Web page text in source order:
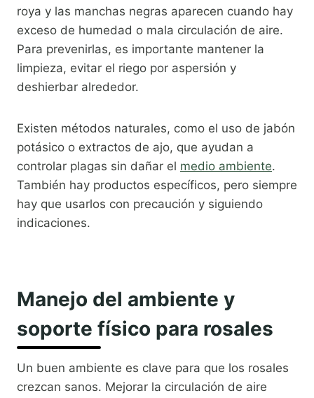
roya y las manchas negras aparecen cuando hay
exceso de humedad o mala circulación de aire.
Para prevenirlas, es importante mantener la
limpieza, evitar el riego por aspersión y
deshierbar alrededor.
Existen métodos naturales, como el uso de jabón
potásico o extractos de ajo, que ayudan a
controlar plagas sin dañar el medio ambiente.
También hay productos específicos, pero siempre
hay que usarlos con precaución y siguiendo
indicaciones.
Manejo del ambiente y
soporte físico para rosales
Un buen ambiente es clave para que los rosales
crezcan sanos. Mejorar la circulación de aire